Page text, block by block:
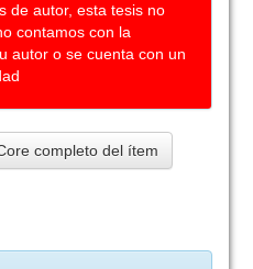
de autor, esta tesis no
contamos con la
autor o se cuenta con un
completo del ítem